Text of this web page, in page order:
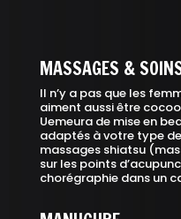
MASSAGES &
Il n’y a pas que les
aiment aussi être
Uemeura de mise en
adaptés à votre type
massages shiatsu
sur les points
chorégraphie dans un